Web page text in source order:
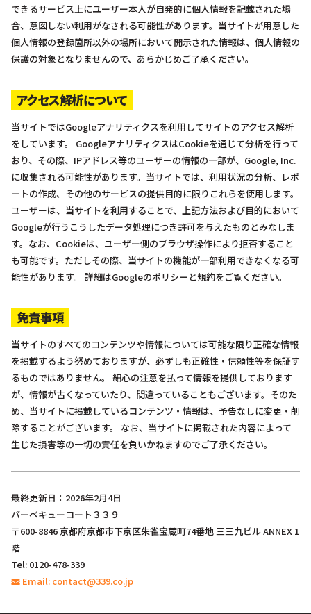
できるサービス上にユーザー本人が自発的に個人情報を記載された場
合、意図しない利用がなされる可能性があります。当サイトが用意した
個人情報の登録箇所以外の場所において開示された情報は、個人情報の
保護の対象となりませんので、あらかじめご了承ください。
アクセス解析について
当サイトではGoogleアナリティクスを利用してサイトのアクセス解析
をしています。 GoogleアナリティクスはCookieを通じて分析を行って
おり、その際、IPアドレス等のユーザーの情報の一部が、Google, Inc.
に収集される可能性があります。当サイトでは、利用状況の分析、レポ
ートの作成、その他のサービスの提供目的に限りこれらを使用します。
ユーザーは、当サイトを利用することで、上記方法および目的において
Googleが行うこうしたデータ処理につき許可を与えたものとみなしま
す。なお、Cookieは、ユーザー側のブラウザ操作により拒否すること
も可能です。ただしその際、当サイトの機能が一部利用できなくなる可
能性があります。 詳細はGoogleのポリシーと規約をご覧ください。
免責事項
当サイトのすべてのコンテンツや情報については可能な限り正確な情報
を掲載するよう努めておりますが、必ずしも正確性・信頼性等を保証す
るものではありません。 細心の注意を払って情報を提供しております
が、情報が古くなっていたり、間違っていることもございます。そのた
め、当サイトに掲載しているコンテンツ・情報は、予告なしに変更・削
除することがございます。 なお、当サイトに掲載された内容によって
生じた損害等の一切の責任を負いかねますのでご了承ください。
最終更新日：2026年2月4日
バーベキューコート３３９
〒600-8846 京都府京都市下京区朱雀宝蔵町74番地 三三九ビル ANNEX 1
階
Tel: 0120-478-339
Email: contact@339.co.jp